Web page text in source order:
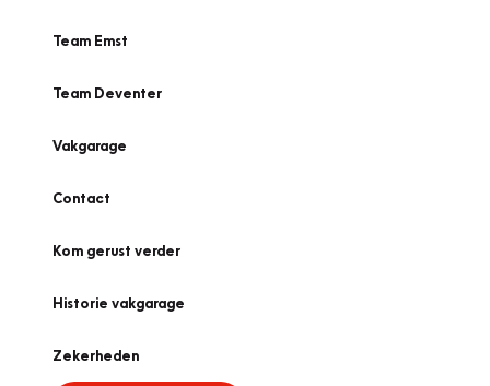
Team Emst
Team Deventer
Vakgarage
Contact
Kom gerust verder
Historie vakgarage
Zekerheden